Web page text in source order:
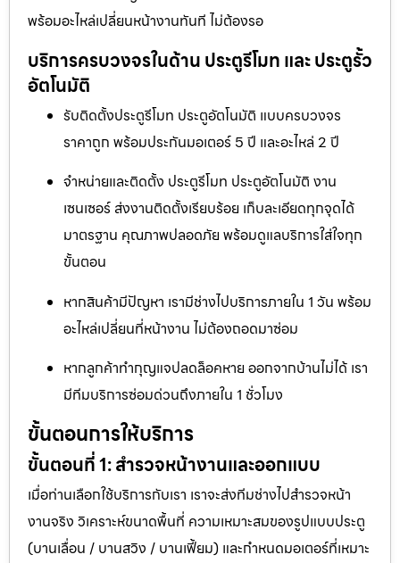
พร้อมอะไหล่เปลี่ยนหน้างานทันที ไม่ต้องรอ
บริการครบวงจรในด้าน ประตูรีโมท และ ประตูรั้ว
อัตโนมัติ
รับติดตั้งประตูรีโมท ประตูอัตโนมัติ แบบครบวงจร
ราคาถูก พร้อมประกันมอเตอร์ 5 ปี และอะไหล่ 2 ปี
จำหน่ายและติดตั้ง ประตูรีโมท ประตูอัตโนมัติ งาน
เซนเซอร์ ส่งงานติดตั้งเรียบร้อย เก็บละเอียดทุกจุดได้
มาตรฐาน คุณภาพปลอดภัย พร้อมดูแลบริการใส่ใจทุก
ขั้นตอน
หากสินค้ามีปัญหา เรามีช่างไปบริการภายใน 1 วัน พร้อม
อะไหล่เปลี่ยนที่หน้างาน ไม่ต้องถอดมาซ่อม
หากลูกค้าทำกุญแจปลดล็อคหาย ออกจากบ้านไม่ได้ เรา
มีทีมบริการซ่อมด่วนถึงภายใน 1 ชั่วโมง
ขั้นตอนการให้บริการ
ขั้นตอนที่ 1: สำรวจหน้างานและออกแบบ
เมื่อท่านเลือกใช้บริการกับเรา เราจะส่งทีมช่างไปสำรวจหน้า
งานจริง วิเคราะห์ขนาดพื้นที่ ความเหมาะสมของรูปแบบประตู
(บานเลื่อน / บานสวิง / บานเฟี้ยม) และกำหนดมอเตอร์ที่เหมาะ